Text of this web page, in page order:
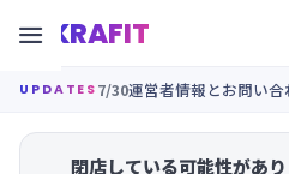
KRAFIT

UPDATES 7/30運営者情報とお問い
閉店している可能性があ